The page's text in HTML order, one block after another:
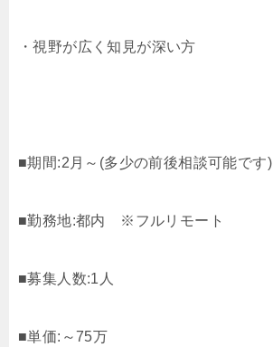
・視野が広く知見が深い方
■期間:2月～(多少の前後相談可能です)
■勤務地:都内 ※フルリモート
■募集人数:1人
■単価:～75万